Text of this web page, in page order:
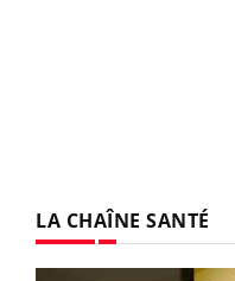
LA CHAÎNE SANTÉ